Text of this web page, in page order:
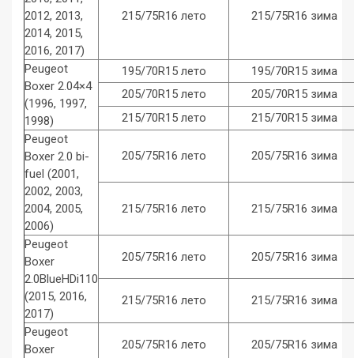
2012, 2013,
2014, 2015,
2016, 2017)
215/75R16 лето 215/75R16 зима
Peugeot
Boxer 2.04×4
(1996, 1997,
1998)
195/70R15 лето
195/70R15 зима
205/70R15 лето
205/70R15 зима
215/70R15 лето
215/70R15 зима
Peugeot
Boxer 2.0 bi-
fuel (2001,
2002, 2003,
2004, 2005,
2006)
205/75R16 лето 205/75R16 зима
215/75R16 лето 215/75R16 зима
Peugeot
Boxer
2.0BlueHDi110
(2015, 2016,
2017)
205/75R16 лето 205/75R16 зима
215/75R16 лето 215/75R16 зима
Peugeot
Boxer
205/75R16 лето 205/75R16 зима